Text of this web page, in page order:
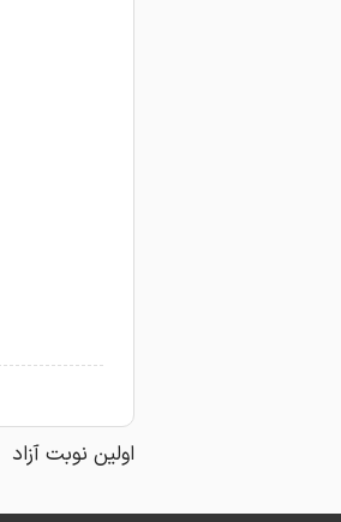
اولین نوبت آزاد